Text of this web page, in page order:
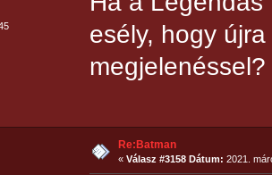
esély, hogy
megjelenéssel?
Re:Batman
«Válasz #3158 Dátum: 2021.